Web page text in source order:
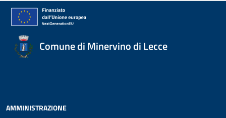
Comune di Minervino di Lecce
AMMINISTRAZIONE